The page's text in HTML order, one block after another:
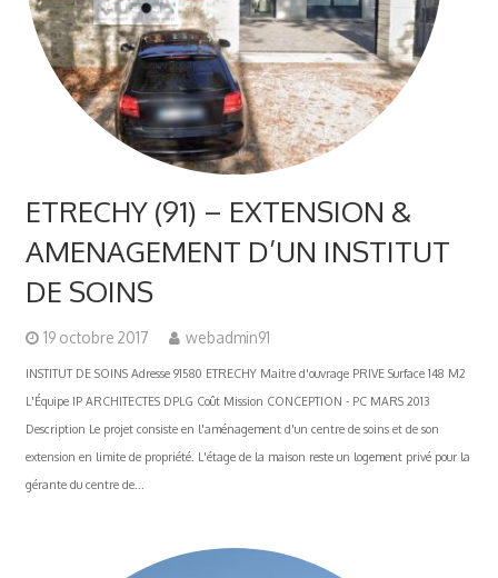
ETRECHY (91) – EXTENSION &
AMENAGEMENT D’UN INSTITUT
DE SOINS
19 octobre 2017 webadmin91
INSTITUT DE SOINS Adresse 91580 ETRECHY Maitre d'ouvrage PRIVE Surface 148 M2
L'Équipe IP ARCHITECTES DPLG Coût Mission CONCEPTION - PC MARS 2013
Description Le projet consiste en l'aménagement d'un centre de soins et de son
extension en limite de propriété. L'étage de la maison reste un logement privé pour la
gérante du centre de...